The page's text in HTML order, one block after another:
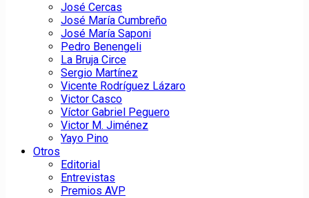
José Cercas
José María Cumbreño
José María Saponi
Pedro Benengeli
La Bruja Circe
Sergio Martínez
Vicente Rodríguez Lázaro
Victor Casco
Víctor Gabriel Peguero
Victor M. Jiménez
Yayo Pino
Otros
Editorial
Entrevistas
Premios AVP